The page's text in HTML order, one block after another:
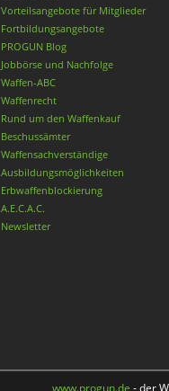
Vorteilsangebote für Mitglieder
Fortbildungsangebote
PROGUN Blog
Jobbörse und Nachfolge
Waffen-ABC
Waffenrecht
Rund um den Waffenkauf
Beschussämter
Waffensachverständige
Ausbildungsmöglichkeiten
Erbwaffenblockierung
A.E.C.A.C.
Newsletter
www.progun.de - der